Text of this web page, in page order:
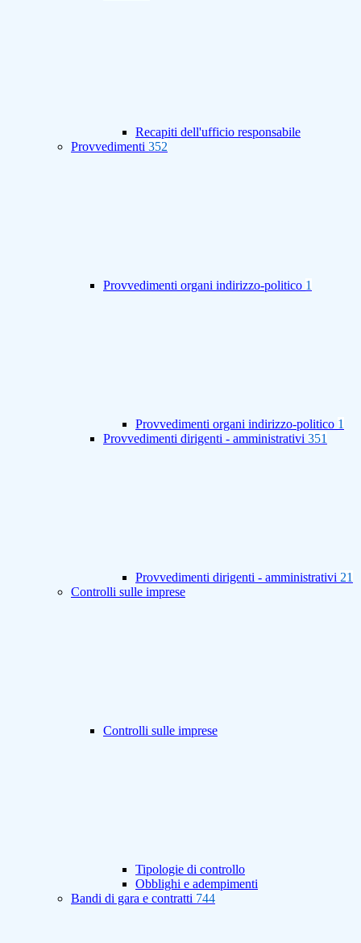
Recapiti dell'ufficio responsabile
Provvedimenti 352
Provvedimenti organi indirizzo-politico 1
Provvedimenti organi indirizzo-politico 1
Provvedimenti dirigenti - amministrativi 351
Provvedimenti dirigenti - amministrativi 21
Controlli sulle imprese
Controlli sulle imprese
Tipologie di controllo
Obblighi e adempimenti
Bandi di gara e contratti 744